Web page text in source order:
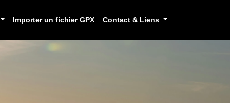
Importer un fichier GPX Contact & Liens